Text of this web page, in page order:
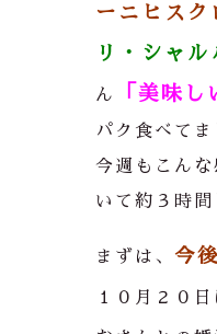
ーニヒスク
リ・シャ
ん 「美味し
パク食べて
今週もこん
いて約３時
まずは、 今
１０月２０